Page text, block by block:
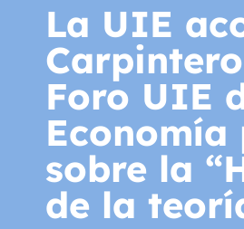
La UIE
Foro UIE
sobre la
de la